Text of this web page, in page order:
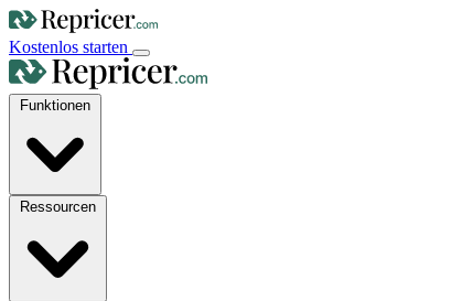
Kostenlos starten